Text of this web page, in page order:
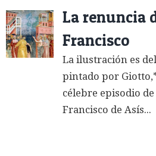
La renuncia
Francisco
La ilustración es
pintado por
célebre episodio
Francisco de Asís...